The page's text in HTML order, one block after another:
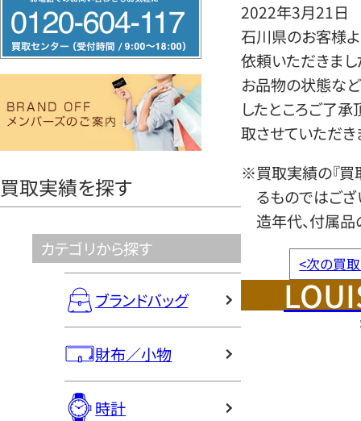
リ
ー
ヤ
買取実績を探す
カテゴリから探す
ブランドバッグ
財布／小物
時計
2022年3月21日
石川県のお客様よ
依頼いただきまし
お品物の状態など
したところご了
取させていただき
※買取実績の『買
るものではござ
造年代、付属品
<次の買